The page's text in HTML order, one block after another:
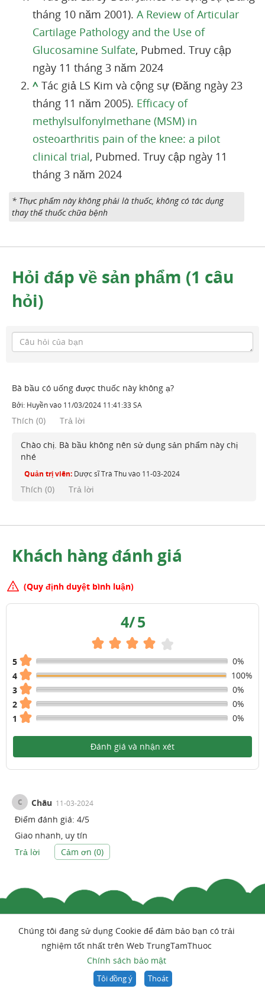
tháng 10 năm 2001). A Review of Articular
Cartilage Pathology and the Use of
Glucosamine Sulfate, Pubmed. Truy cập
ngày 11 tháng 3 năm 2024
^ Tác giả LS Kim và cộng sự (Đăng ngày 23
tháng 11 năm 2005). Efficacy of
methylsulfonylmethane (MSM) in
osteoarthritis pain of the knee: a pilot
clinical trial, Pubmed. Truy cập ngày 11
tháng 3 năm 2024
* Thực phẩm này không phải là thuốc, không có tác dụng
thay thế thuốc chữa bệnh
Hỏi đáp về sản phẩm (1 câu
hỏi)
Bà bầu có uống được thuốc này không ạ?
Bởi: Huyềnvào 11/03/2024 11:41:33 SA
Thích (0) Trả lời
Chào chị. Bà bầu không nên sử dụng sản phẩm này chị
nhé
Quản trị viên: Dược sĩ Trà Thuvào 11-03-2024
Thích (0) Trả lời
Khách hàng đánh giá
(Quy định duyệt bình luận)
4/5
5
0%
4
100%
3
0%
2
0%
1
0%
Đánh giá và nhận xét
C Châu 11-03-2024
Điểm đánh giá: 4/5
Giao nhanh, uy tín
Trả lời
Cảm ơn (0)
Chúng tôi đang sử dụng Cookie để đảm bảo bạn có trải
nghiệm tốt nhất trên Web TrungTamThuoc
Chính sách bảo mật
Tôi đồng ý Thoát